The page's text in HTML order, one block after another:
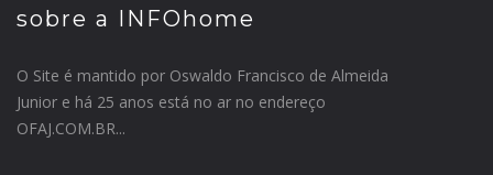
sobre a INFOhome
O Site é mantido por Oswaldo Francisco de Almeida
Junior e há 25 anos está no ar no endereço
OFAJ.COM.BR...